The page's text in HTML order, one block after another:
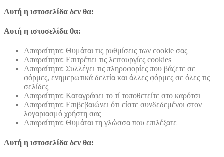
Αυτή η ιστοσελίδα δεν θα:
Αυτή η ιστοσελίδα θα:
Απαραίτητα: Θυμάται τις ρυθμίσεις των cookie σας
Απαραίτητα: Επιτρέπει τις λειτουργίες cookies
Απαραίτητα: Συλλέγει τις πληροφορίες που βάζετε σε
φόρμες, ενημερωτικά δελτία και άλλες φόρμες σε όλες τις
σελίδες
Απαραίτητα: Καταγράφει το τί τοποθετείτε στο καρότσι
Απαραίτητα: Επιβεβαιώνει ότι είστε συνδεδεμένοι στον
λογαριασμό χρήστη σας
Απαραίτητα: Θυμάται τη γλώσσα που επιλέξατε
Αυτή η ιστοσελίδα δεν θα: